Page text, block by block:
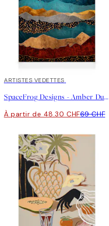
30%*
ARTISTES VEDETTES
SpaceFrog Designs - Amber Dusk Toile
À partir de 48.30 CHF69 CHF